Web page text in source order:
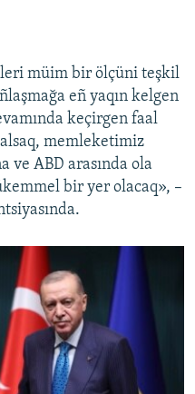
müim bir ölçüni teşkil
eñ yaqın kelgen
keçirgen faal
memleketimiz
ve ABD arasında ola
bir yer olacaq», –